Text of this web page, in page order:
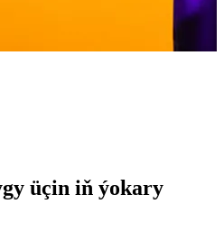
üçin iň ýokary